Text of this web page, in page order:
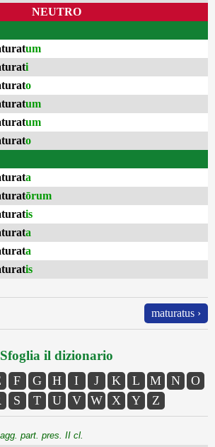
NEUTRO
um
i
o
um
um
o
a
ōrum
is
a
a
is
maturatus ›
Sfoglia il dizionario
F G H I J K L M N
O
S T U V W X Y Z
agg. part. pres. II cl.